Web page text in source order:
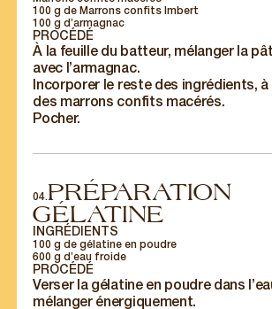
100 g de Marrons confits Imbert
100 g d’armagnac
PROCÉDÉ
À la feuille du batteur, mélanger la
avec l’armagnac.
Incorporer le reste des ingrédients, à
des marrons confits macérés.
Pocher.
04.PRÉPARATION
GÉLATINE
INGRÉDIENTS
100 g de gélatine en poudre
600 g d’eau froide
PROCÉDÉ
Verser la gélatine en poudre dans
mélanger énergiquement.